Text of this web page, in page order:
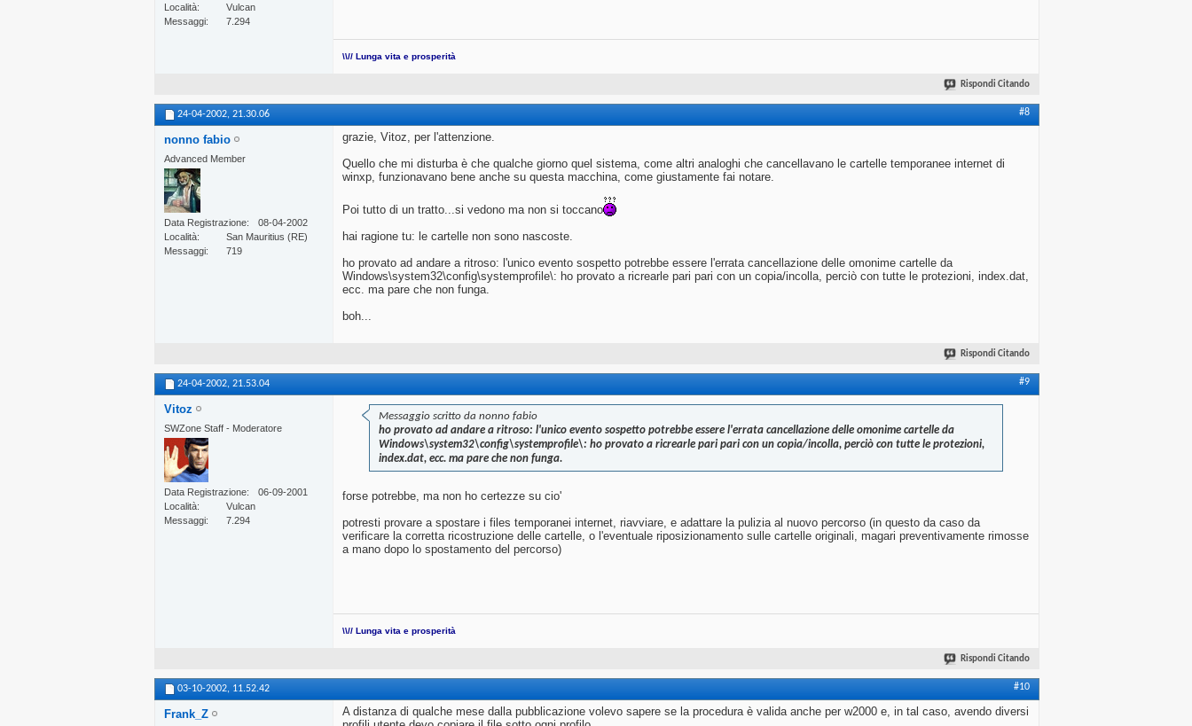
Località
Vulcan
Messaggi
7.294
\\// Lunga vita e prosperità
Rispondi Citando
24-04-2002, 21.30.06 #8
nonno fabio
Advanced Member
Data Registrazione
08-04-2002
Località
San Mauritius (RE)
Messaggi
719
grazie, Vitoz, per l'attenzione.
Quello che mi disturba è che qualche giorno quel sistema, come altri analoghi che cancellavano le cartelle temporanee internet di
winxp, funzionavano bene anche su questa macchina, come giustamente fai notare.
Poi tutto di un tratto...si vedono ma non si toccano
hai ragione tu: le cartelle non sono nascoste.
ho provato ad andare a ritroso: l'unico evento sospetto potrebbe essere l'errata cancellazione delle omonime cartelle da
Windows\system32\config\systemprofile\: ho provato a ricrearle pari pari con un copia/incolla, perciò con tutte le protezioni, index.dat,
ecc. ma pare che non funga.
boh...
Rispondi Citando
24-04-2002, 21.53.04 #9
Vitoz
SWZone Staff - Moderatore
Data Registrazione
06-09-2001
Località
Vulcan
Messaggi
7.294
Messaggio scritto da nonno fabio
ho provato ad andare a ritroso: l'unico evento sospetto potrebbe essere l'errata cancellazione delle omonime cartelle da
Windows\system32\config\systemprofile\: ho provato a ricrearle pari pari con un copia/incolla, perciò con tutte le protezioni,
index.dat, ecc. ma pare che non funga.
forse potrebbe, ma non ho certezze su cio'
potresti provare a spostare i files temporanei internet, riavviare, e adattare la pulizia al nuovo percorso (in questo da caso da
verificare la corretta ricostruzione delle cartelle, o l'eventuale riposizionamento sulle cartelle originali, magari preventivamente rimosse
a mano dopo lo spostamento del percorso)
\\// Lunga vita e prosperità
Rispondi Citando
03-10-2002, 11.52.42 #10
Frank_Z
A distanza di qualche mese dalla pubblicazione volevo sapere se la procedura è valida anche per w2000 e, in tal caso, avendo diversi